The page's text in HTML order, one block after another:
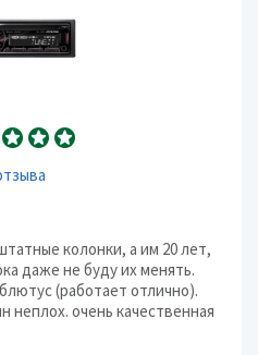
колонки, а им 20 лет,
даже не буду их менять.
(работает отлично).
неплох. очень качественная